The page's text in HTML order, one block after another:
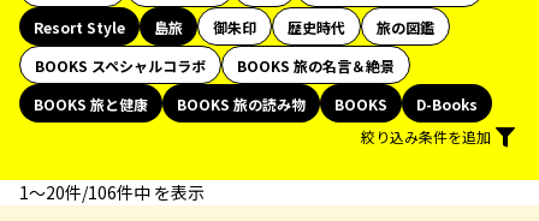
Resort Style
島旅 御朱印 歴史時代
旅の図鑑
BOOKS スペシャルコラボ
BOOKS 旅の名言＆絶景
BOOKS 旅と健康
BOOKS 旅の読み物 BOOKS
D-Books
絞り込み条件を追加
1〜20件/106件中 を表示